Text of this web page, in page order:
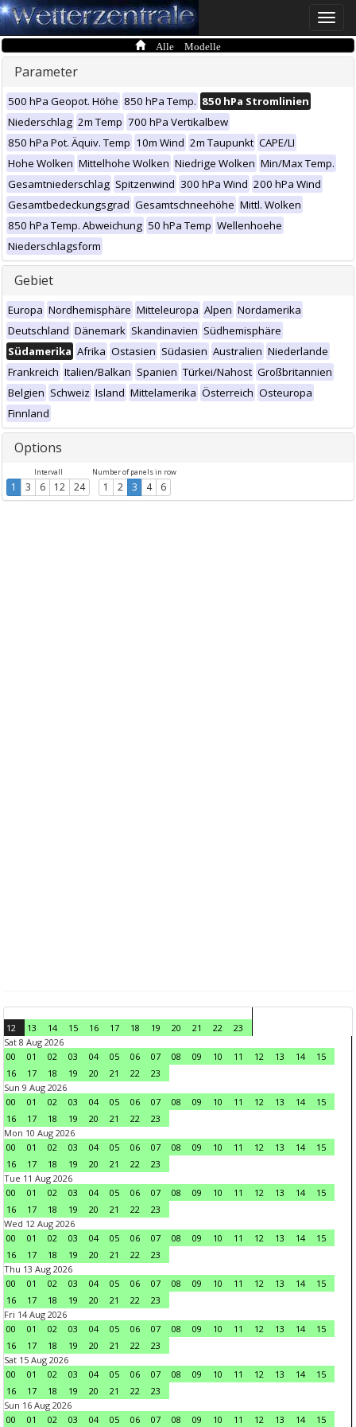
Toggle
Alle Modelle
Parameter
500 hPa Geopot. Höhe 850 hPa Temp. 850 hPa Stromlinien
Niederschlag 2m Temp 700 hPa Vertikalbew
850 hPa Pot. Äquiv. Temp 10m Wind 2m Taupunkt CAPE/LI
Hohe Wolken Mittelhohe Wolken Niedrige Wolken Min/Max Temp.
Gesamtniederschlag Spitzenwind 300 hPa Wind 200 hPa Wind
Gesamtbedeckungsgrad Gesamtschneehöhe Mittl. Wolken
850 hPa Temp. Abweichung 50 hPa Temp Wellenhoehe
Niederschlagsform
Gebiet
Europa Nordhemisphäre Mitteleuropa Alpen Nordamerika
Deutschland Dänemark Skandinavien Südhemisphäre
Südamerika Afrika Ostasien Südasien Australien Niederlande
Frankreich Italien/Balkan Spanien Türkei/Nahost Großbritannien
Belgien Schweiz Island Mittelamerika Österreich Osteuropa
Finnland
Options
Intervall
1 3 6 12 24
Number of panels in row
1 2 3 4 6
12 13 14 15 16 17 18 19 20 21 22
23
Sat 8 Aug 2026
00
01 02 03 04 05 06 07 08 09 10 11 12 13 14
15
16
17 18 19 20 21 22
23
Sun 9 Aug 2026
00
01 02 03 04 05 06 07 08 09 10 11 12 13 14
15
16
17 18 19 20 21 22
23
Mon 10 Aug 2026
00
01 02 03 04 05 06 07 08 09 10 11 12 13 14
15
16
17 18 19 20 21 22
23
Tue 11 Aug 2026
00
01 02 03 04 05 06 07 08 09 10 11 12 13 14
15
16
17 18 19 20 21 22
23
Wed 12 Aug 2026
00
01 02 03 04 05 06 07 08 09 10 11 12 13 14
15
16
17 18 19 20 21 22
23
Thu 13 Aug 2026
00
01 02 03 04 05 06 07 08 09 10 11 12 13 14
15
16
17 18 19 20 21 22
23
Fri 14 Aug 2026
00
01 02 03 04 05 06 07 08 09 10 11 12 13 14
15
16
17 18 19 20 21 22
23
Sat 15 Aug 2026
00
01 02 03 04 05 06 07 08 09 10 11 12 13 14
15
16
17 18 19 20 21 22
23
Sun 16 Aug 2026
00
01 02 03 04 05 06 07 08 09 10 11 12 13 14 15